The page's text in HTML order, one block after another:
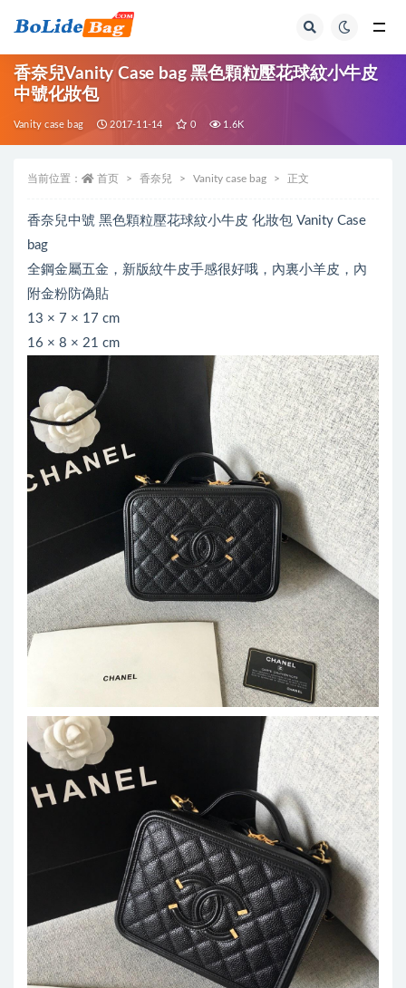
香奈兒Vanity Case bag 黑色顆粒壓花球紋小牛皮
中號化妝包
Vanity case bag 2017-11-14 0 1.6K
当前位置： 首页 香奈兒 Vanity case bag 正文
香奈兒中號 黑色顆粒壓花球紋小牛皮 化妝包 Vanity Case
bag
全鋼金屬五金，新版紋牛皮手感很好哦，內裏小羊皮，內
附金粉防偽貼
13 × 7 × 17 cm
16 × 8 × 21 cm